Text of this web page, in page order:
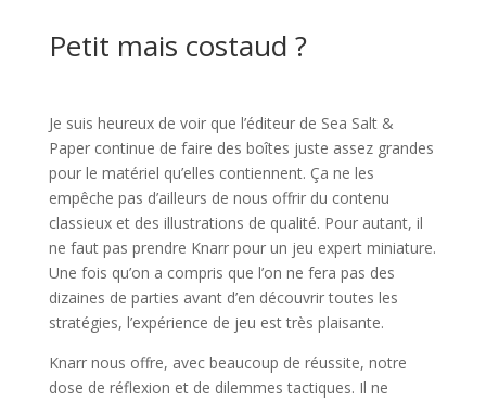
Petit mais costaud ?
Je suis heureux de voir que l’éditeur de Sea Salt &
Paper continue de faire des boîtes juste assez grandes
pour le matériel qu’elles contiennent. Ça ne les
empêche pas d’ailleurs de nous offrir du contenu
classieux et des illustrations de qualité. Pour autant, il
ne faut pas prendre Knarr pour un jeu expert miniature.
Une fois qu’on a compris que l’on ne fera pas des
dizaines de parties avant d’en découvrir toutes les
stratégies, l’expérience de jeu est très plaisante.
Knarr nous offre, avec beaucoup de réussite, notre
dose de réflexion et de dilemmes tactiques. Il ne